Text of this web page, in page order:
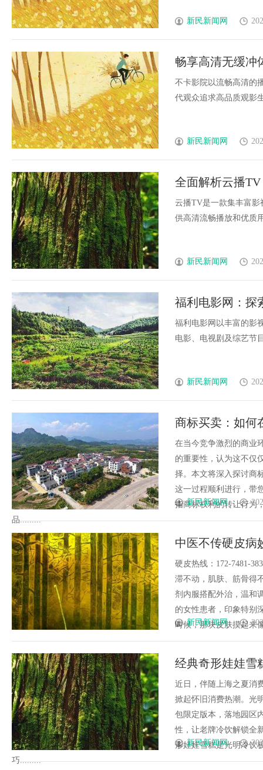
新民新闻网
畅享高清无缓
不卡影院以流畅高清的
代观众追求高品质观影
新民新闻网
全面解析云播
云播TV是一款集丰富影
供高清流畅播放和优质
新民新闻网
福利电影网：探
福利电影网以丰富的影
电影、电视剧及综艺节
新民新闻网
商标买卖：如何
在当今竞争激烈的商业
的重要性，认为这不仅
择。本文将深入探讨商
这一过程顺利进行，带
指商标权利的转让行为
品.........
新民新闻网
中医不传硬皮病
复元气
硬皮热线：172-7481-
滞不动，肌肤、筋骨得
剂内服搭配外治，温和
的女性患者，印象特别
时候，那块皮肤摸起来
新民新闻网
经典奇形娃娃雪
启童趣夏日
近日，伴随上海之夏消
掀起怀旧消费热潮。光
包限定版本，落地园区
性，让老牌冷饮解锁全
形娃娃雪糕是光明冷饮
巧.........
新民新闻网